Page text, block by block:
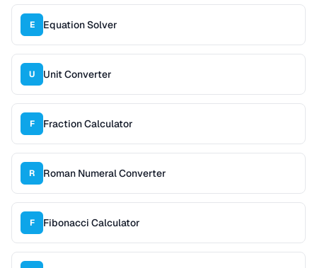
E Equation Solver
U Unit Converter
F Fraction Calculator
R Roman Numeral Converter
F Fibonacci Calculator